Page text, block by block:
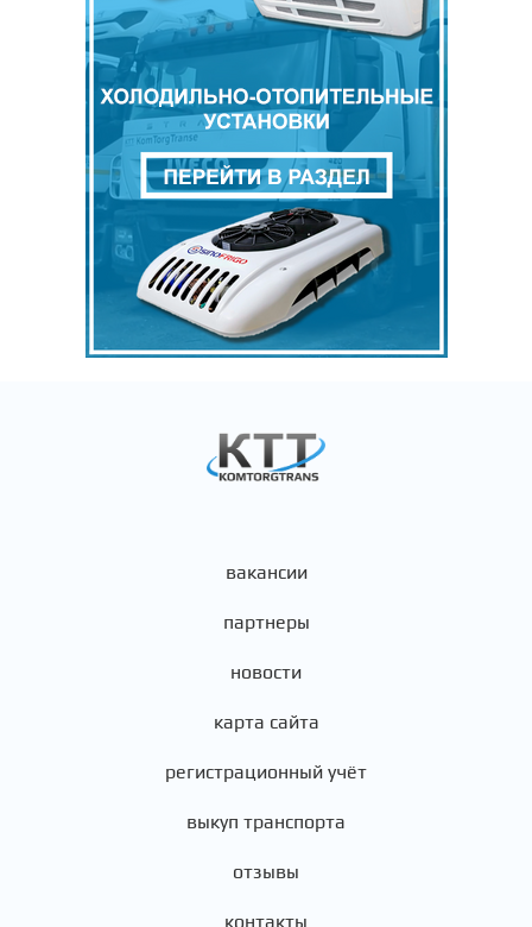
вакансии
партнеры
новости
карта сайта
регистрационный учёт
выкуп транспорта
отзывы
контакты